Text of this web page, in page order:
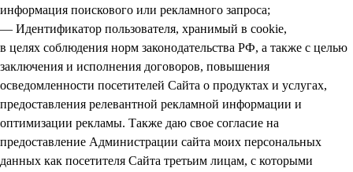
информация поискового или рекламного запроса;
— Идентификатор пользователя, хранимый в cookie,
в целях соблюдения норм законодательства РФ, а также с целью
заключения и исполнения договоров, повышения
осведомленности посетителей Сайта о продуктах и услугах,
предоставления релевантной рекламной информации и
оптимизации рекламы. Также даю свое согласие на
предоставление Администрации сайта моих персональных
данных как посетителя Сайта третьим лицам, с которыми